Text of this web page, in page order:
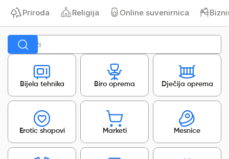
Priroda Religija Online suvenirnica Biznis
Bijela tehnika Biro oprema Dječija oprema
Erotic shopovi Marketi Mesnice